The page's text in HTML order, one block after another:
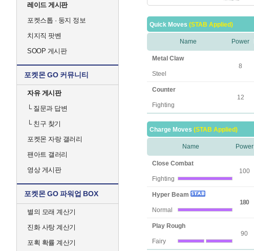
레이드 게시판
포켓스톱 · 둥지 정보
치지직 팟벤
SOOP 게시판
포켓몬 GO 커뮤니티
자유 게시판
└질문과 답변
└친구 찾기
포켓몬 자랑 갤러리
팬아트 갤러리
영상 게시판
포켓몬 GO 파워업 BOX
별의 모래 계산기
진화 사탕 계산기
포획 확률 계산기
Quick Moves (STAB Applied)
Name Power
Metal Claw
Steel
8
Counter
Fighting
12
Charge Moves (STAB Applied)
Name Power
Close Combat
Fighting
100
Hyper Beam
Normal
180
Play Rough
Fairy
90